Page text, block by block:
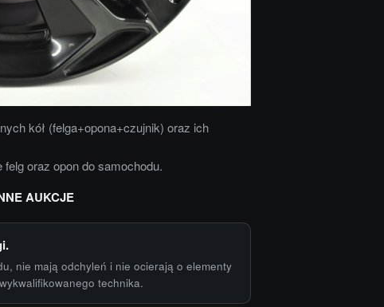
kół (felga+opona+czujnik) oraz ich
oraz opon do samochodu.
AUKCJE
nie mają odchyleń i nie ocierają o elementy
technika.